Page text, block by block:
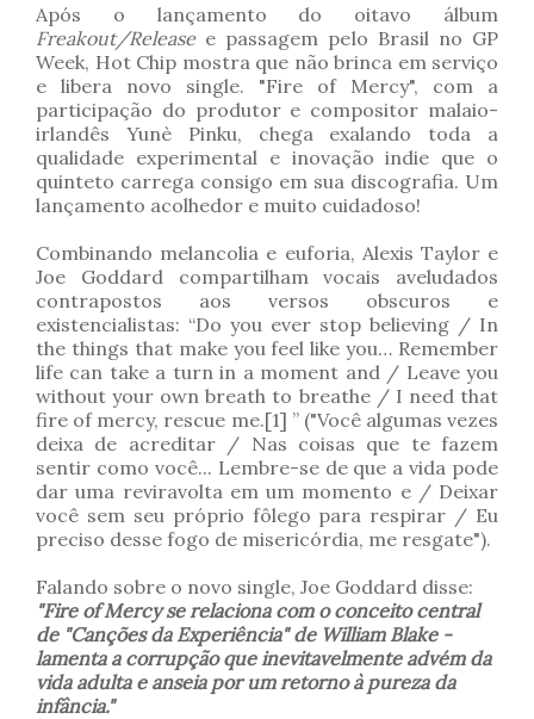
Após o lançamento do oitavo álbum
Freakout/Releasee passagem pelo Brasil no GP
Week, Hot Chip mostra que não brinca em serviço
e libera novo single. "Fire of Mercy", com a
participação do produtor e compositor malaio-
irlandês Yunè Pinku, chega exalando toda a
qualidade experimental e inovação indie que o
quinteto carrega consigo em sua discografia. Um
lançamento acolhedor e muito cuidadoso!
Combinando melancolia e euforia, Alexis Taylor e
Joe Goddard compartilham vocais aveludados
contrapostos aos versos obscuros e
existencialistas: “Do you ever stop believing / In
the things that make you feel like you… Remember
life can take a turn in a moment and / Leave you
without your own breath to breathe / I need that
fire of mercy, rescue me.[1] ” ("Você algumas vezes
deixa de acreditar / Nas coisas que te fazem
sentir como você... Lembre-se de que a vida pode
dar uma reviravolta em um momento e / Deixar
você sem seu próprio fôlego para respirar / Eu
preciso desse fogo de misericórdia, me resgate").
Falando sobre o novo single, Joe Goddard disse:
"Fire of Mercy se relaciona com o conceito central
de "Canções da Experiência" de William Blake -
lamenta a corrupção que inevitavelmente advém da
vida adulta e anseia por um retorno à pureza da
infância."